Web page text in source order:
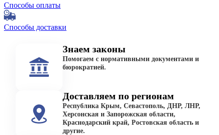
Способы оплаты
Способы доставки
Знаем законы
Помогаем с нормативными документами и
бюрократией.
Доставляем по регионам
Республика Крым, Севастополь, ДНР, ЛНР,
Херсонская и Запорожская области,
Краснодарский край, Ростовская область и
другие.